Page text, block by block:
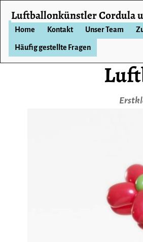
Luftballonkünstler Cordula
Home Kontakt Unser Team
Häufig gestellte Fragen